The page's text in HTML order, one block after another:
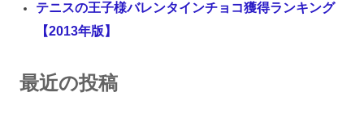
テニスの王子様バレンタインチョコ獲得ランキング
【2013年版】
最近の投稿